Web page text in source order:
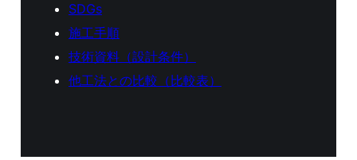
SDGs
施工手順
技術資料（設計条件）
他工法との比較（比較表）